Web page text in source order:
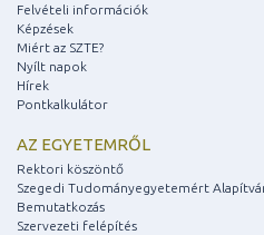
Felvételi információk
Képzések
Miért az SZTE?
Nyílt napok
Hírek
Pontkalkulátor
AZ EGYETEMRŐL
Rektori köszöntő
Szegedi Tudományegyetemért
Bemutatkozás
Szervezeti felépítés